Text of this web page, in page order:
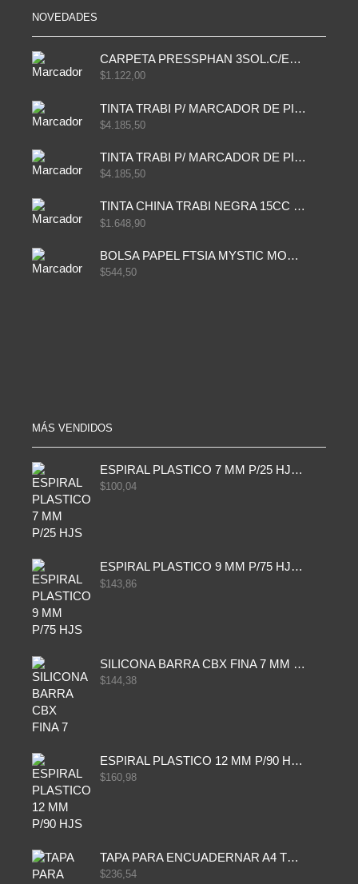
NOVEDADES
CARPETA PRESSPHAN 3SOL.C/ELAST MARRON A4 P01A
$1.122,00
TINTA TRABI P/ MARCADOR DE PIZARRA x30ml AZUL
$4.185,50
TINTA TRABI P/ MARCADOR DE PIZARRA x30ml ROJO
$4.185,50
TINTA CHINA TRABI NEGRA 15CC TR3460
$1.648,90
BOLSA PAPEL FTSIA MYSTIC MONKEY 14/08/20
$544,50
MÁS VENDIDOS
ESPIRAL PLASTICO 7 MM P/25 HJS X50x3000
$100,04
ESPIRAL PLASTICO 9 MM P/75 HJS X50X2400
$143,86
SILICONA BARRA CBX FINA 7 MM 28 CM
$144,38
ESPIRAL PLASTICO 12 MM P/90 HJS X50X1500
$160,98
TAPA PARA ENCUADERNAR A4 TRANSP x50x500
$236,54